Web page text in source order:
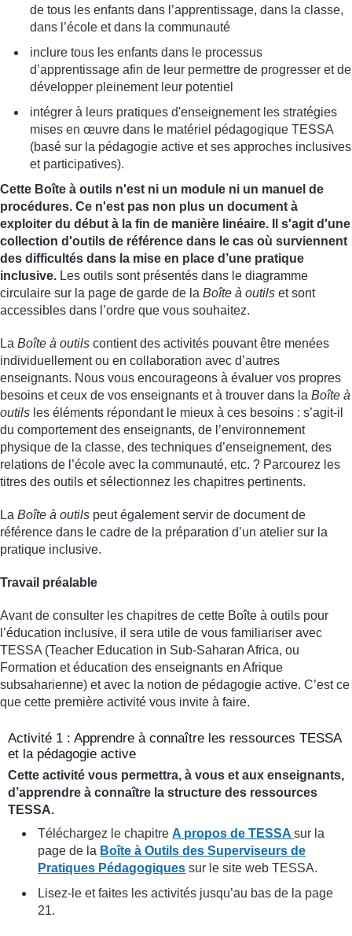
de tous les enfants dans l’apprentissage, dans la classe,
dans l’école et dans la communauté
inclure tous les enfants dans le processus
d’apprentissage afin de leur permettre de progresser et de
développer pleinement leur potentiel
intégrer à leurs pratiques d'enseignement les stratégies
mises en œuvre dans le matériel pédagogique TESSA
(basé sur la pédagogie active et ses approches inclusives
et participatives).
Cette Boîte à outils n'est ni un module ni un manuel de
procédures. Ce n'est pas non plus un document à
exploiter du début à la fin de manière linéaire. Il s'agit d'une
collection d'outils de référence dans le cas où surviennent
des difficultés dans la mise en place d’une pratique
inclusive. Les outils sont présentés dans le diagramme
circulaire sur la page de garde de la Boîte à outils et sont
accessibles dans l’ordre que vous souhaitez.
La Boîte à outils contient des activités pouvant être menées
individuellement ou en collaboration avec d’autres
enseignants. Nous vous encourageons à évaluer vos propres
besoins et ceux de vos enseignants et à trouver dans la Boîte à
outils les éléments répondant le mieux à ces besoins : s’agit-il
du comportement des enseignants, de l’environnement
physique de la classe, des techniques d’enseignement, des
relations de l’école avec la communauté, etc. ? Parcourez les
titres des outils et sélectionnez les chapitres pertinents.
La Boîte à outils peut également servir de document de
référence dans le cadre de la préparation d’un atelier sur la
pratique inclusive.
Travail préalable
Avant de consulter les chapitres de cette Boîte à outils pour
l’éducation inclusive, il sera utile de vous familiariser avec
TESSA (Teacher Education in Sub-Saharan Africa, ou
Formation et éducation des enseignants en Afrique
subsaharienne) et avec la notion de pédagogie active. C’est ce
que cette première activité vous invite à faire.
Activité 1 : Apprendre à connaître les ressources TESSA
et la pédagogie active
Cette activité vous permettra, à vous et aux enseignants,
d’apprendre à connaître la structure des ressources
TESSA.
Téléchargez le chapitreA propos de TESSAsur la
page de la Boîte à Outils des Superviseurs de
Pratiques Pédagogiques sur le site web TESSA.
Lisez-le et faites les activités jusqu’au bas de la page
21.